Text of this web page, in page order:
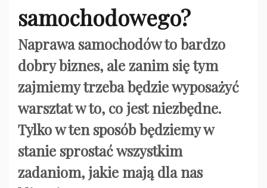
samochodowego?
Naprawa samochodów to bardzo
dobry biznes, ale zanim się tym
zajmiemy trzeba będzie wyposażyć
warsztat w to, co jest niezbędne.
Tylko w ten sposób będziemy w
stanie sprostać wszystkim
zadaniom, jakie mają dla nas